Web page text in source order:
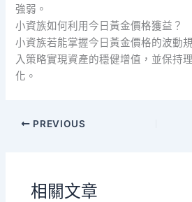
強弱。
小資族如何利用今日黃金價格獲益？
小資族若能掌握今日黃金價格的波動
入策略實現資產的穩健增值，並保持
化。
PREVIOUS
相關文章